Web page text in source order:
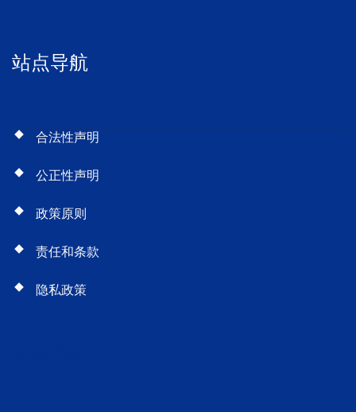
站点导航
合法性声明
公正性声明
政策原则
责任和条款
隐私政策